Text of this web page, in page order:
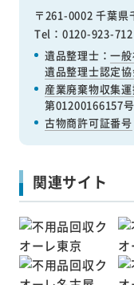
〒261-0002 千葉
Tel：0120-923-712
遺品整理士：一
遺品整理士認定
産業廃棄物収集
第01200166157号
古物商許可証番号
関連サイト